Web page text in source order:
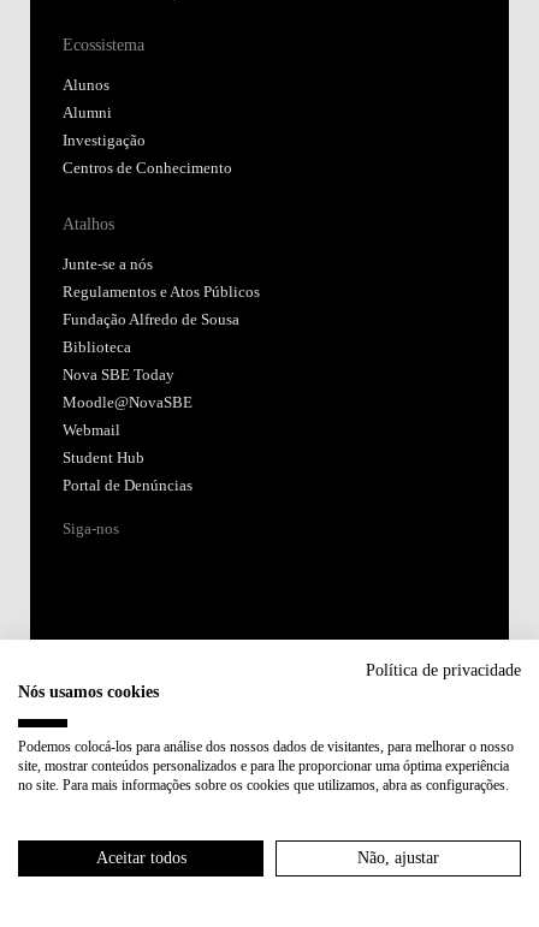
Ecossistema
Alunos
Alumni
Investigação
Centros de Conhecimento
Atalhos
Junte-se a nós
Regulamentos e Atos Públicos
Fundação Alfredo de Sousa
Biblioteca
Nova SBE Today
Moodle@NovaSBE
Webmail
Student Hub
Portal de Denúncias
Siga-nos
Membro de:
Política de privacidade
Nós usamos cookies
Podemos colocá-los para análise dos nossos dados de visitantes, para melhorar o nosso
site, mostrar conteúdos personalizados e para lhe proporcionar uma óptima experiência
no site. Para mais informações sobre os cookies que utilizamos, abra as configurações.
Aceitar todos Não, ajustar